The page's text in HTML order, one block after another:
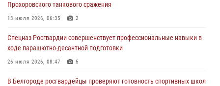
В Белгороде росгвардейцы проверяют готовность спортивных школ
областного центра к новому учебному году
Росгвардия обеспечила общественную безопасность празднования
83-й годовщины освобождения г. Белгорода от немецко -
06 августа 2026, 06:54 3
Прохоровского танкового сражения
13 июля 2026, 06:35 2
Спецназ Росгвардии совершенствует профессиональные навыки в
ходе парашютно-десантной подготовки
26 июля 2026, 08:47 5
В Белгороде росгвардейцы проверяют готовность спортивных школ